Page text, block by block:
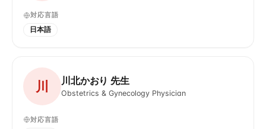
対応言語
日本語
川 川北かおり 先生
Obstetrics & Gynecology Physician
対応言語